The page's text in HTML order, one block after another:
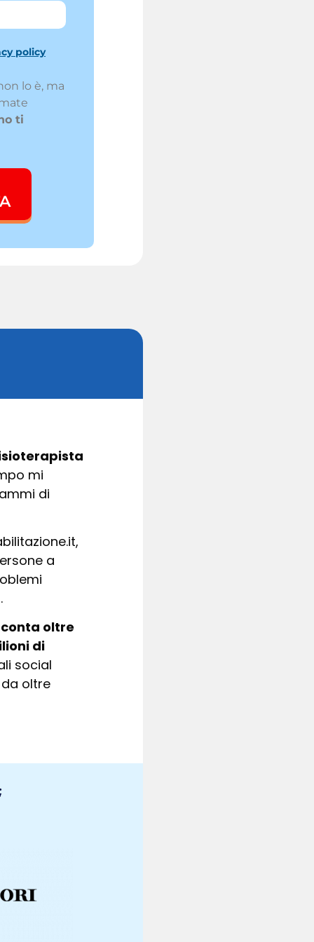
policy
lo è, ma
ti
mi
di
a
oltre
di
social
oltre